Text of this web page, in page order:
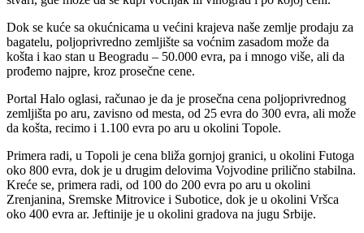
Dok se kuće sa okućnicama u većini krajeva naše zemlje prodaju za
bagatelu, poljoprivredno zemljište sa voćnim zasadom može da
košta i kao stan u Beogradu – 50.000 evra, pa i mnogo više, ali da
prođemo najpre, kroz prosečne cene.
Portal Halo oglasi, računao je da je prosečna cena poljoprivrednog
zemljišta po aru, zavisno od mesta, od 25 evra do 300 evra, ali može
da košta, recimo i 1.100 evra po aru u okolini Topole.
Primera radi, u Topoli je cena bliža gornjoj granici, u okolini Futoga
oko 800 evra, dok je u drugim delovima Vojvodine prilično stabilna.
Kreće se, primera radi, od 100 do 200 evra po aru u okolini
Zrenjanina, Sremske Mitrovice i Subotice, dok je u okolini Vršca
oko 400 evra ar. Jeftinije je u okolini gradova na jugu Srbije.